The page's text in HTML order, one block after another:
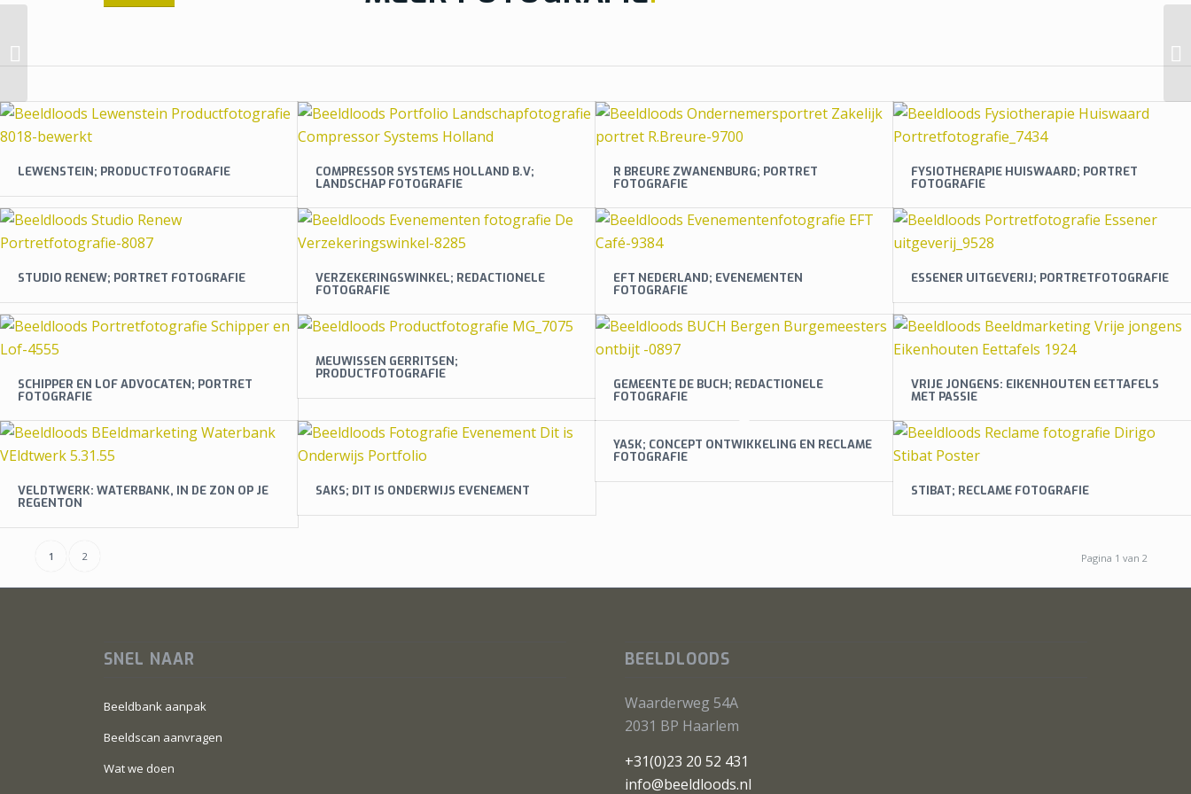
LEWENSTEIN; PRODUCTFOTOGRAFIE
COMPRESSOR SYSTEMS HOLLAND B.V;
LANDSCHAP FOTOGRAFIE
R BREURE ZWANENBURG; PORTRET
FOTOGRAFIE
FYSIOTHERAPIE HUISWAARD; PORTRET
FOTOGRAFIE
STUDIO RENEW; PORTRET FOTOGRAFIE
VERZEKERINGSWINKEL; REDACTIONELE
FOTOGRAFIE
EFT NEDERLAND; EVENEMENTEN
FOTOGRAFIE
ESSENER UITGEVERIJ; PORTRETFOTOGRAFIE
SCHIPPER EN LOF ADVOCATEN; PORTRET
FOTOGRAFIE
MEUWISSEN GERRITSEN;
PRODUCTFOTOGRAFIE
GEMEENTE DE BUCH; REDACTIONELE
FOTOGRAFIE
VRIJE JONGENS: EIKENHOUTEN EETTAFELS
MET PASSIE
VELDTWERK: WATERBANK, IN DE ZON OP JE
REGENTON
SAKS; DIT IS ONDERWIJS EVENEMENT
YASK; CONCEPT ONTWIKKELING EN RECLAME
FOTOGRAFIE
STIBAT; RECLAME FOTOGRAFIE
Pagina 1 van 2
1 2
SNEL NAAR
Beeldbank aanpak
Beeldscan aanvragen
Wat we doen
BEELDLOODS
Waarderweg 54A
2031 BP Haarlem
+31(0)23 20 52 431
info@beeldloods.nl